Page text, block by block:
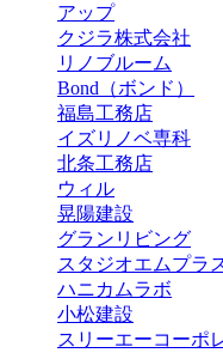
アップ
クジラ株式会社
リノブルーム
Bond（ボンド）
福島工務店
イズリノベ専科
北条工務店
ウィル
晃陽建設
グランリビング
スタジオエムプラ
ハニカムラボ
小松建設
スリーエーコーポ